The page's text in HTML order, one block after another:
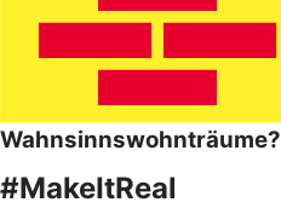
Wahnsinnswohnträume?
#MakeItReal